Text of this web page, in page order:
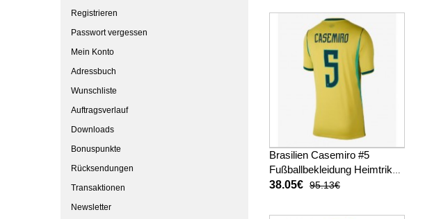
Registrieren
Passwort vergessen
Mein Konto
Adressbuch
Wunschliste
Auftragsverlauf
Downloads
Bonuspunkte
Rücksendungen
Transaktionen
Newsletter
Brasilien Casemiro #5
Fußballbekleidung Heimtrikot
Damen WM 2026 Kurzarm
38.05€ 95.13€